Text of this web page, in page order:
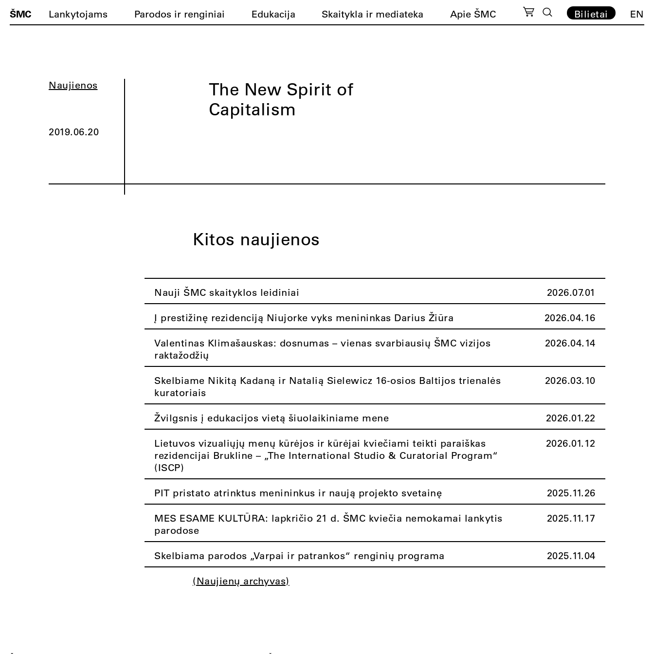
ŠMC Lankytojams Parodos ir renginiai Edukacija Skaitykla ir mediateka Apie ŠMC Bilietai EN
Naujienos
2019.06.20
The New Spirit of
Capitalism
Kitos naujienos
Nauji ŠMC skaityklos leidiniai 2026.07.01
Į prestižinę rezidenciją Niujorke vyks menininkas Darius Žiūra 2026.04.16
Valentinas Klimašauskas: dosnumas – vienas svarbiausių ŠMC vizijos
raktažodžių
2026.04.14
Skelbiame Nikitą Kadaną ir Natalią Sielewicz 16-osios Baltijos trienalės
kuratoriais
2026.03.10
Žvilgsnis į edukacijos vietą šiuolaikiniame mene 2026.01.22
Lietuvos vizualiųjų menų kūrėjos ir kūrėjai kviečiami teikti paraiškas
rezidencijai Brukline – „The International Studio & Curatorial Program“
(ISCP)
2026.01.12
PIT pristato atrinktus menininkus ir naują projekto svetainę 2025.11.26
MES ESAME KULTŪRA: lapkričio 21 d. ŠMC kviečia nemokamai lankytis
parodose
2025.11.17
Skelbiama parodos „Varpai ir patrankos“ renginių programa 2025.11.04
(Naujienų archyvas)